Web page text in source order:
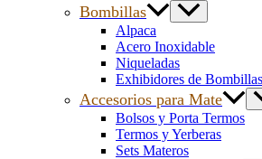
Bombillas
Alpaca
Acero Inoxidable
Niqueladas
Exhibidores de
Accesorios para Mate
Bolsos y Porta Termos
Termos y Yerberas
Sets Materos